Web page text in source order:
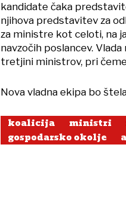
kandidate čaka
njihova predstavitev za
za ministre kot celoti, na
navzočih poslancev.
tretjini ministrov, pri
Nova vladna ekipa bo
koalicija ministri
gospodarsko okolje